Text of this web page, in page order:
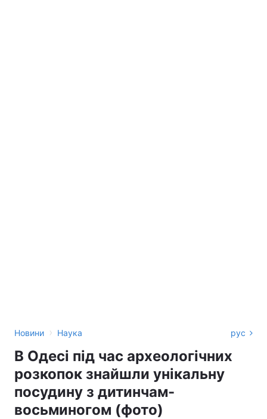
Новини › Наука рус
В Одесі під час археологічних
розкопок знайшли унікальну
посудину з дитинчам-
восьминогом (фото)